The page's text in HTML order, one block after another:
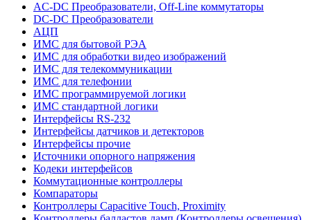
AC-DC Преобразователи, Off-Line коммутаторы
DC-DC Преобразователи
АЦП
ИМС для бытовой РЭА
ИМС для обработки видео изображений
ИМС для телекоммуникации
ИМС для телефонии
ИМС программируемой логики
ИМС стандартной логики
Интерфейсы RS-232
Интерфейсы датчиков и детекторов
Интерфейсы прочие
Источники опорного напряжения
Кодеки интерфейсов
Коммутационные контроллеры
Компараторы
Контроллеры Capacitive Touch, Proximity